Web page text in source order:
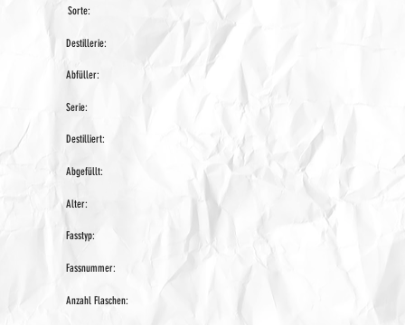
Sorte:
Destillerie:
Abfüller:
Serie:
Destilliert:
Abgefüllt:
Alter:
Fasstyp:
Fassnummer:
Anzahl Flaschen: